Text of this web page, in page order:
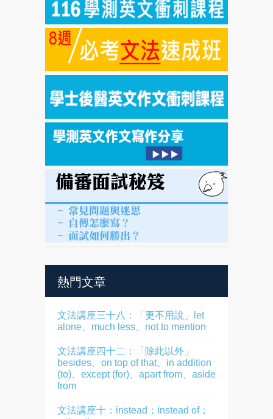
熱門文章
文法講座三十八：「更不用說」let
alone、much less、not to mention
文法講座四十二：「除此以外」
besides、on top of that、in addition
(to)、except (for)、apart from、aside
from
文法講座十：instead；instead of；